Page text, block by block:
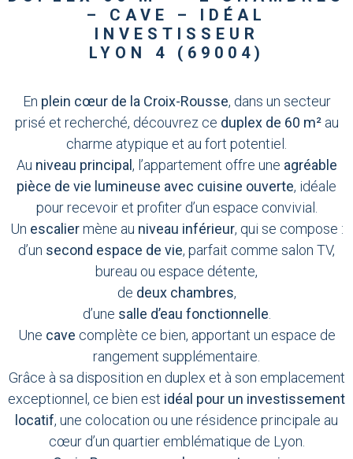
– CAVE – IDÉAL
INVESTISSEUR
LYON 4 (69004)
En plein cœur de la Croix-Rousse, dans un secteur
prisé et recherché, découvrez ce duplex de 60 m²au
charme atypique et au fort potentiel.
Au niveau principal , l’appartement offre une agréable
pièce de vie lumineuse avec cuisine ouverte, idéale
pour recevoir et profiter d’un espace convivial.
Un escaliermène au niveau inférieur, qui se compose :
d’un second espace de vie, parfait comme salon TV,
bureau ou espace détente,
de deux chambres,
d’une salle d’eau fonctionnelle
Une cave complète ce bien, apportant un espace de
rangement supplémentaire.
Grâce à sa disposition en duplex et à son emplacement
exceptionnel, ce bien est idéal pour un investissement
locatif, une colocation ou une résidence principale au
cœur d’un quartier emblématique de Lyon.